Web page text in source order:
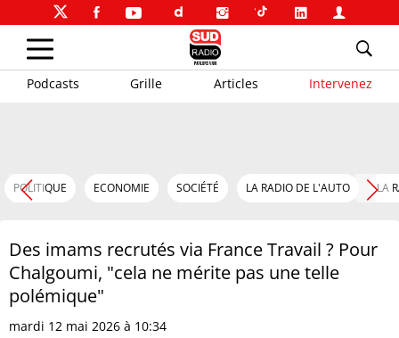
Podcasts Grille Articles Intervenez
POLITIQUE ECONOMIE SOCIÉTÉ LA RADIO DE L'AUTO LA
Des imams recrutés via France Travail ? Pour
Chalgoumi, "cela ne mérite pas une telle
polémique"
mardi 12 mai 2026 à 10:34